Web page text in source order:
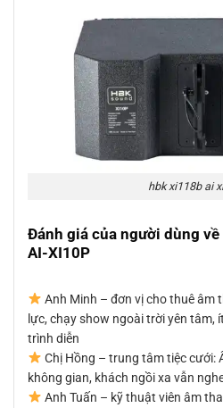
hbk xi118b ai
Đánh giá của người dùng về
AI-XI10P
Anh Minh – đơn vị cho thuê âm
lực, chạy show ngoài trời yên tâm,
trình diễn
Chị Hồng – trung tâm tiệc cưới:
không gian, khách ngồi xa vẫn
Anh Tuấn – kỹ thuật viên âm